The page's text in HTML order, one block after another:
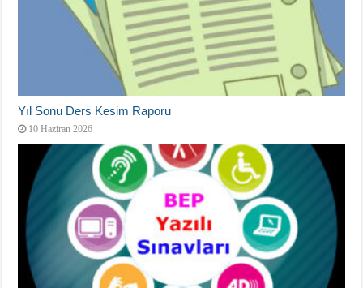
Yıl Sonu Ders Kesim Raporu
10 Haziran 2026